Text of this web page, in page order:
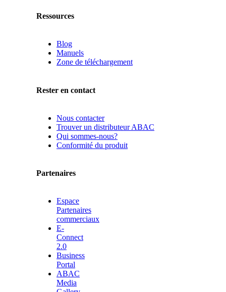
Ressources
Blog
Manuels
Zone de téléchargement
Rester en contact
Nous contacter
Trouver un distributeur ABAC
Qui sommes-nous?
Conformité du produit
Partenaires
Espace
Partenaires
commerciaux
E-
Connect
2.0
Business
Portal
ABAC
Media